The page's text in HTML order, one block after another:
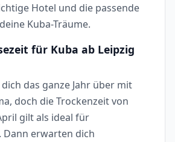
Hotel und die passende
Kuba-Träume.
für Kuba ab Leipzig
das ganze Jahr über mit
doch die Trockenzeit von
gilt als ideal für
Dann erwarten dich